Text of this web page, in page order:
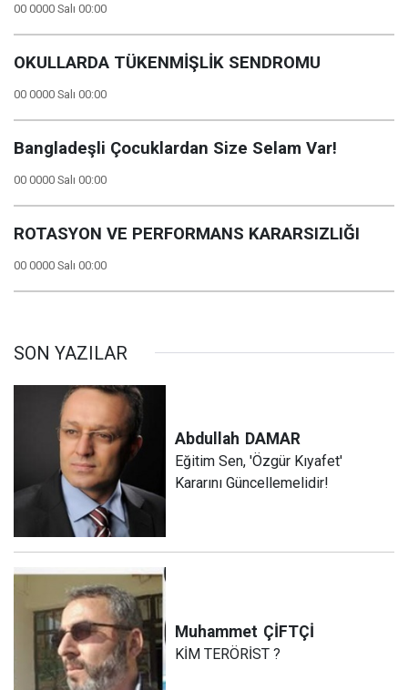
00 0000 Salı 00:00
OKULLARDA TÜKENMİŞLİK SENDROMU
00 0000 Salı 00:00
Bangladeşli Çocuklardan Size Selam Var!
00 0000 Salı 00:00
ROTASYON VE PERFORMANS KARARSIZLIĞI
00 0000 Salı 00:00
SON YAZILAR
Abdullah DAMAR
Eğitim Sen, 'Özgür Kıyafet'
Kararını Güncellemelidir!
Muhammet ÇİFTÇİ
KİM TERÖRİST ?